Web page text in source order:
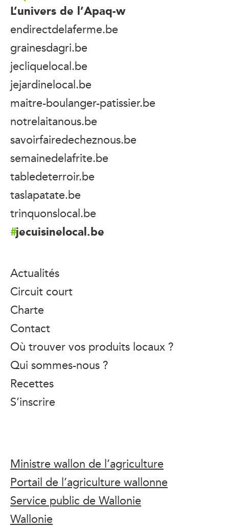
L’univers de l’Apaq-w
endirectdelaferme.be
grainesdagri.be
jecliquelocal.be
jejardinelocal.be
maitre-boulanger-patissier.be
notrelaitanous.be
savoirfairedecheznous.be
semainedelafrite.be
tabledeterroir.be
taslapatate.be
trinquonslocal.be
jecuisinelocal.be
Actualités
Circuit court
Charte
Contact
Où trouver vos produits locaux ?
Qui sommes-nous ?
Recettes
S’inscrire
Ministre wallon de l’agriculture
Portail de l’agriculture wallonne
Service public de Wallonie
Wallonie